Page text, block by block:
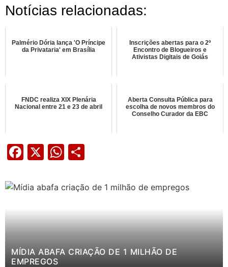
Notícias relacionadas:
Palmério Dória lança 'O Príncipe
da Privataria' em Brasília
Inscrições abertas para o 2º
Encontro de Blogueiros e
Ativistas Digitais de Goiás
FNDC realiza XIX Plenária
Nacional entre 21 e 23 de abril
Aberta Consulta Pública para
escolha de novos membros do
Conselho Curador da EBC
Facebook
X WhatsApp
MÍDIA ABAFA CRIAÇÃO DE 1 MILHÃO DE
EMPREGOS